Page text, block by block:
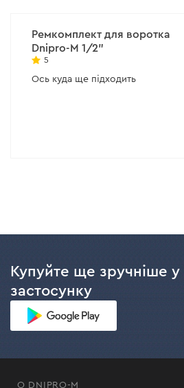
Ремкомплект для воротка
Dnipro-M 1/2"
5
Ось куда ще підходить
Купуйте ще зручніше у
застосунку
О DNIPRO-M